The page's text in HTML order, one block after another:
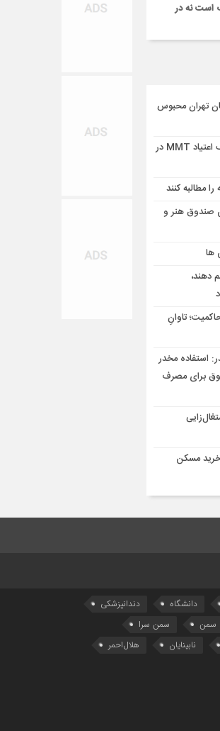
است نه در
تهران محبوس
فاجعه‌ای که در برخی مراکز ترک اعتیاد MMT در
صندوق هنر و
ها
تاوانِ
استفاده مخدر
برای مصرف
مسکن
دانشگاه
دندانپزشکی
سمن
سمن سرا
نابینایان
هلال‌احمر